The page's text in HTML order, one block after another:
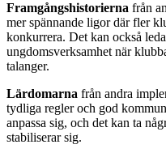
Framgångshistorierna från
mer spännande ligor där fler
konkurrera. Det kan också
ungdomsverksamhet när
talanger.
Lärdomarna från andra
tydliga regler och god
anpassa sig, och det kan ta
stabiliserar sig.